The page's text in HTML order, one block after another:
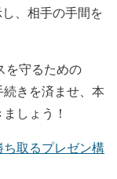
、相手の手間を
を守るための
続きを済ませ、本
しょう！
取るプレゼン構